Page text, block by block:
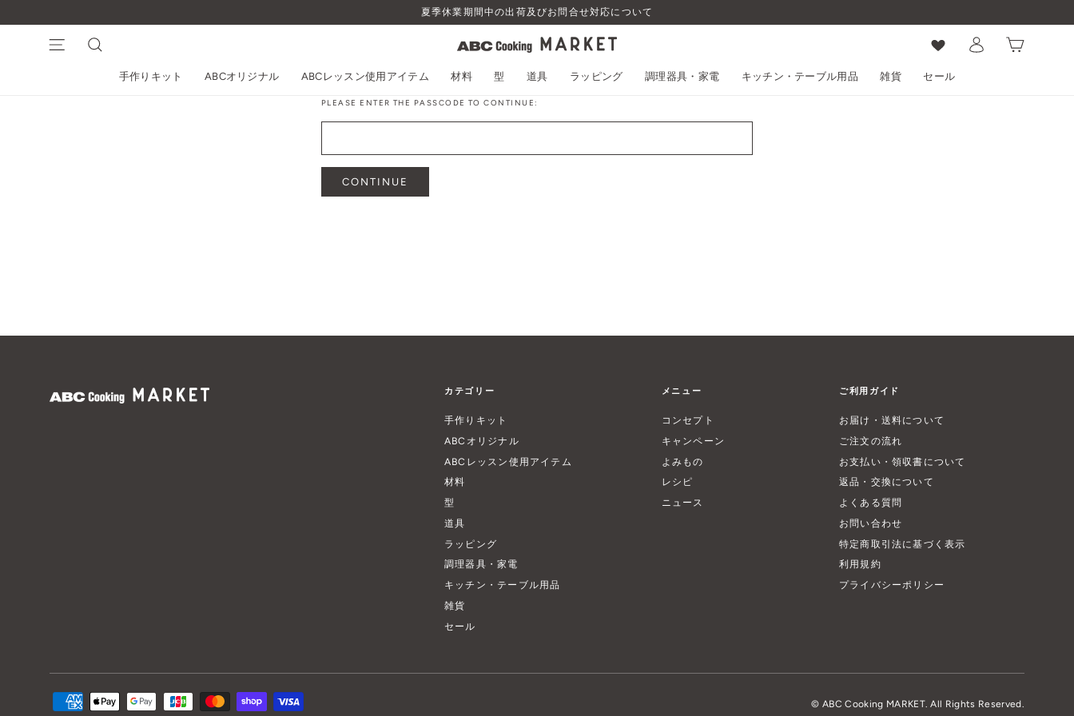
ン
夏季休業期間中の出荷及びお問合せ対応について
手作りキット
ABCオリジナル ABCレッスン使用アイテム 材料 型 道具 ラッピング 調理器具・家電 キッチン・テーブル用品 雑貨 セール
PLEASE ENTER THE PASSCODE TO CONTINUE:
CONTINUE
カテゴリー
手作りキット
ABCオリジナル
ABCレッスン使用アイテム
材料
型
道具
ラッピング
調理器具・家電
キッチン・テーブル用品
雑貨
セール
メニュー
コンセプト
キャンペーン
よみもの
レシピ
ニュース
ご利用ガイド
お届け・送料について
ご注文の流れ
お支払い・領収書について
返品・交換について
よくある質問
お問い合わせ
特定商取引法に基づく表示
利用規約
プライバシーポリシー
© ABC Cooking MARKET. All Rights Reserved.